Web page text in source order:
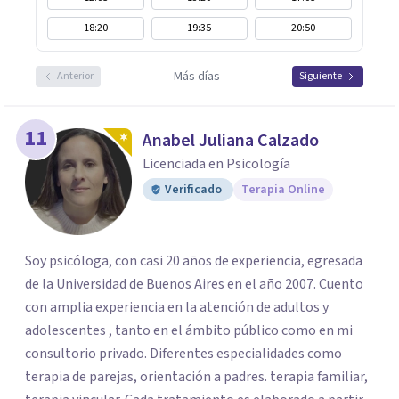
18:20
19:35 20:50
Anterior Más días Siguiente
11 Anabel Juliana Calzado
Licenciada en Psicología
Verificado Terapia Online
Soy psicóloga, con casi 20 años de experiencia, egresada
de la Universidad de Buenos Aires en el año 2007. Cuento
con amplia experiencia en la atención de adultos y
adolescentes , tanto en el ámbito público como en mi
consultorio privado. Diferentes especialidades como
terapia de parejas, orientación a padres. terapia familiar,